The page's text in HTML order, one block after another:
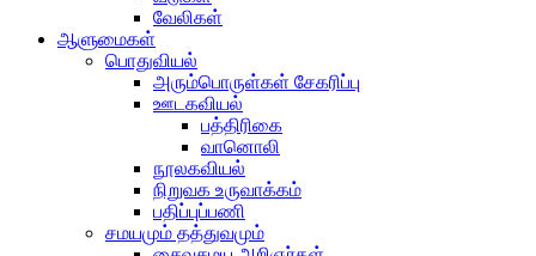
வேலிகள்
ஆளுமைகள்
பொதுவியல்
அரும்பொருள்கள் சேகரிப்பு
ஊடகவியல்
பத்திரிகை
வானொலி
நூலகவியல்
நிறுவக உருவாக்கம்
பதிப்புப்பணி
சமயமும் தத்துவமும்